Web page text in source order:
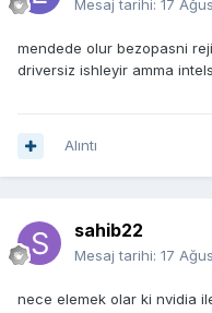
Mesaj tarihi: 17
mendede olur bezopasni
driversiz ishleyir amma
Alıntı
sahib22
Mesaj tarihi: 17
nece elemek olar ki nvidia